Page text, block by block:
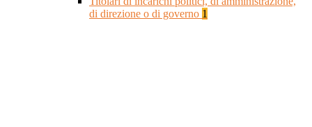
di direzione o di governo 1